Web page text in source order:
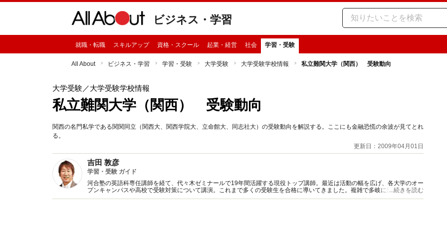
ビジネス・学習
就職・転職 スキルアップ 資格・スクール 起業・経営 社会 学習・受験
All About ビジネス・学習 学習・受験 大学受験 大学受験学校情報 私立難関大学（関西） 受験動向
大学受験 ／大学受験学校情報
私立難関大学（関西） 受験動向
関西の名門私学である関関同立（関西大、関西学院大、立命館大、同志社大）の受験動向を解説する。ここにも金融恐慌の余波が見てとれ
る。
更新日：2009年04月01日
吉田 敦彦
学習・受験 ガイド
河合塾の英語科専任講師を経て、代々木ゼミナールで19年間活躍する現役トップ講師。最近は活動の幅を広げ、各大学のオー
プンキャンパスや高校で受験対策について講演。これまで多くの受験生を合格に導いてきました。複雑で多岐に渡る大学入試
の実態をわかりやすく解説し、攻略法をアドバイスします。
...続きを読む